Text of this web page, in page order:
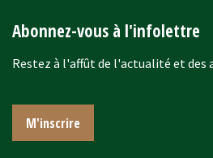
Abonnez-vous à l'infolettre
Restez à l'affût de l'actualité et des
M'inscrire